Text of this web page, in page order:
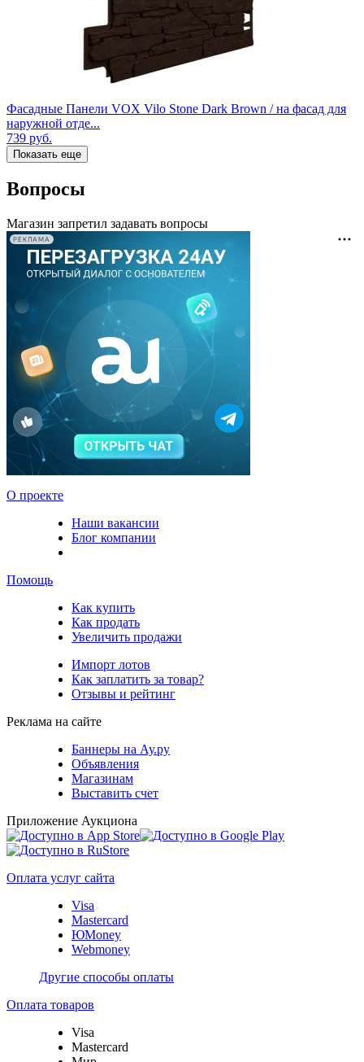
Фасадные Панели VOX Vilo Stone Dark Brown / на фасад для
наружной отде...
739 руб.
Показать еще
Вопросы
Магазин запретил задавать вопросы
РЕКЛАМА
О проекте
Наши вакансии
Блог компании
Помощь
Как купить
Как продать
Увеличить продажи
Импорт лотов
Как заплатить за товар?
Отзывы и рейтинг
Реклама на сайте
Баннеры на Ау.ру
Объявления
Магазинам
Выставить счет
Приложение Аукциона
Оплата услуг сайта
Visa
Mastercard
ЮMoney
Webmoney
Другие способы оплаты
Оплата товаров
Visa
Mastercard